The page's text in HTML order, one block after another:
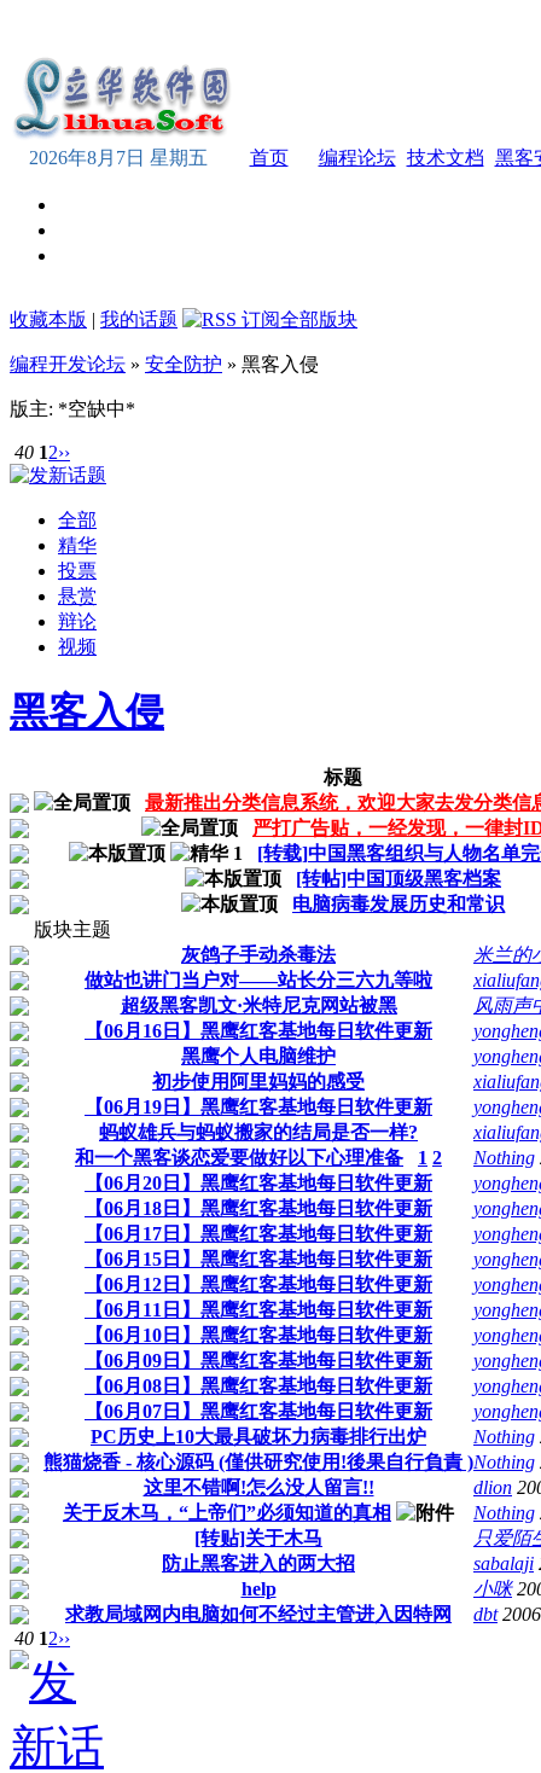
2026年8月7日 星期五 首页 编程论坛 技术文档 黑客
收藏本版 | 我的话题
编程开发论坛 » 安全防护 » 黑客入侵
版主: *空缺中*
40 12››
全部
精华
投票
悬赏
辩论
视频
黑客入侵
标题
最新推出分类信息系统，欢迎大家去发分类信
严打广告贴，一经发现，一律封
[转载]中国黑客组织与人物名单
[转帖]中国顶级黑客档案
电脑病毒发展历史和常识
版块主题
灰鸽子手动杀毒法
米兰的
做站也讲门当户对——站长分三六九等啦
超级黑客凯文·米特尼克网站被黑
风雨声
【06月16日】黑鹰红客基地每日软件更新
黑鹰个人电脑维护
初步使用阿里妈妈的感受
【06月19日】黑鹰红客基地每日软件更新
蚂蚁雄兵与蚂蚁搬家的结局是否一样?
和一个黑客谈恋爱要做好以下心理准备
1 2 Nothing
【06月20日】黑鹰红客基地每日软件更新
【06月18日】黑鹰红客基地每日软件更新
【06月17日】黑鹰红客基地每日软件更新
【06月15日】黑鹰红客基地每日软件更新
【06月12日】黑鹰红客基地每日软件更新
【06月11日】黑鹰红客基地每日软件更新
【06月10日】黑鹰红客基地每日软件更新
【06月09日】黑鹰红客基地每日软件更新
【06月08日】黑鹰红客基地每日软件更新
【06月07日】黑鹰红客基地每日软件更新
PC历史上10大最具破坏力病毒排行出炉
Nothing
熊猫烧香 - 核心源码 (僅供研究使用!後果自行負責 )Nothing
这里不错啊!怎么没人留言!!
dlion
关于反木马，“上帝们”必须知道的真相
Nothing
[转贴]关于木马
只爱陌
防止黑客进入的两大招
sabalaji
help
小咪
求教局域网内电脑如何不经过主管进入因特网
dbt
40 12››